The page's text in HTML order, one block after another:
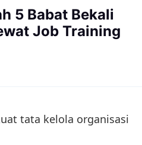
5 Babat Bekali
Job Training
tata kelola organisasi